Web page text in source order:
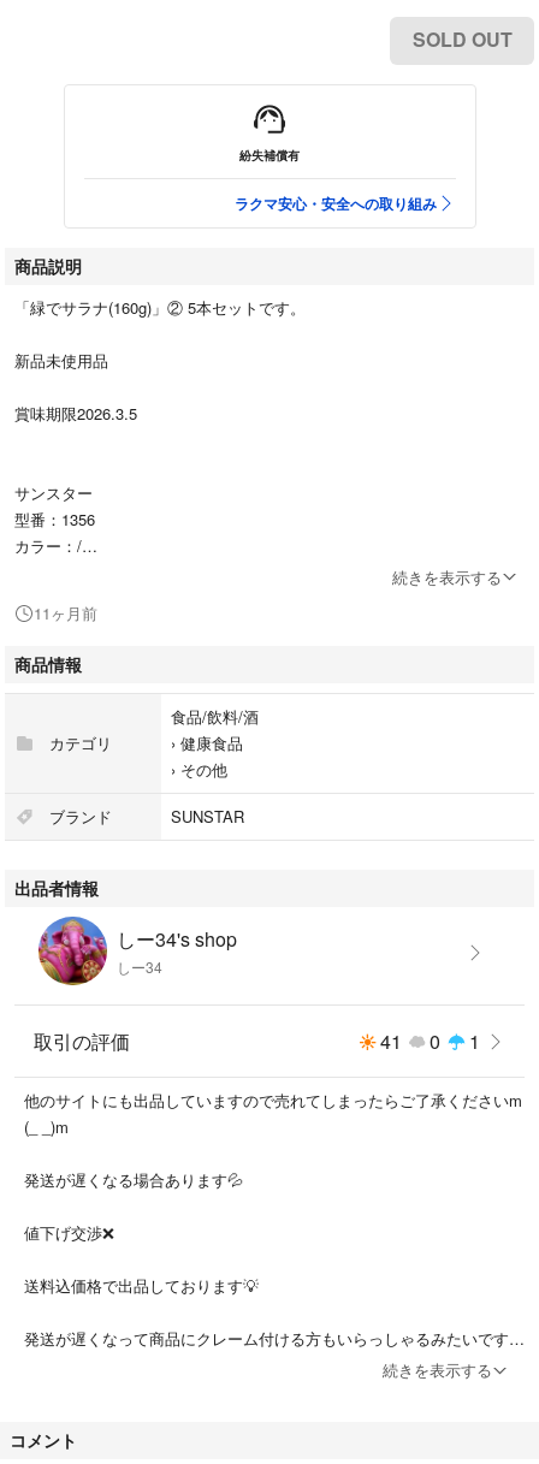
SOLD OUT
紛失補償有
ラクマ安心・安全への取り組み
商品説明
「緑でサラナ(160g)」② 5本セットです。
新品未使用品
賞味期限2026.3.5
サンスター
型番：1356
カラー：/
酸）の力でＬＤＬコレステロールを下げる、日本で唯一の特定保健用食品
です。食物繊維もたっぷり入って、新鮮な味わいと、とろりとした飲みご
たえを実現。砂糖・食塩・保存料・香料は一切不使用。
#サンスター
#1356
#健康食品
続きを表示する
11ヶ月前
商品情報
カテゴリ
食品/飲料/酒
› 健康食品
› その他
ブランド SUNSTAR
出品者情報
しー34's shop
しー34
取引の評価 41 0 1
他のサイトにも出品していますので売れてしまったらご了承くださいm
(_ _)m
発送が遅くなる場合あります💦
値下げ交渉❌
送料込価格で出品しております💡
発送が遅くなって商品にクレーム付ける方もいらっしゃるみたいです。
続きを表示する
コメント